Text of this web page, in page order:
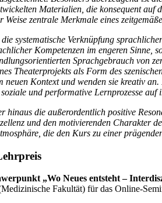
Materialien, die konsequent auf
Weise zentrale Merkmale eines
systematische Verknüpfung
Kompetenzen im engeren Sinne,
Sprachgebrauch von
Theaterprojekts als Form des
neuen Kontext und wenden sie kreativ
und performative Lernprozesse auf
hinaus die außerordentlich positive
und den motivierenden Charakter
die den Kurs zu einer
„Wo Neues entsteht –
Fakultät) für das Online-